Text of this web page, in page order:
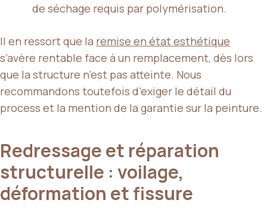
de séchage requis par polymérisation.
Il en ressort que la remise en état esthétique
s’avère rentable face à un remplacement, dès lors
que la structure n’est pas atteinte. Nous
recommandons toutefois d’exiger le détail du
process et la mention de la garantie sur la peinture.
Redressage et réparation
structurelle : voilage,
déformation et fissure